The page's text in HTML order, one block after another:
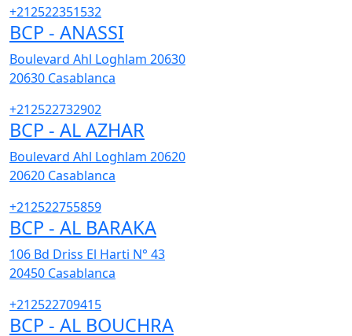
+212522351532
BCP - ANASSI
Boulevard Ahl Loghlam 20630
20630 Casablanca
+212522732902
BCP - AL AZHAR
Boulevard Ahl Loghlam 20620
20620 Casablanca
+212522755859
BCP - AL BARAKA
106 Bd Driss El Harti N° 43
20450 Casablanca
+212522709415
BCP - AL BOUCHRA